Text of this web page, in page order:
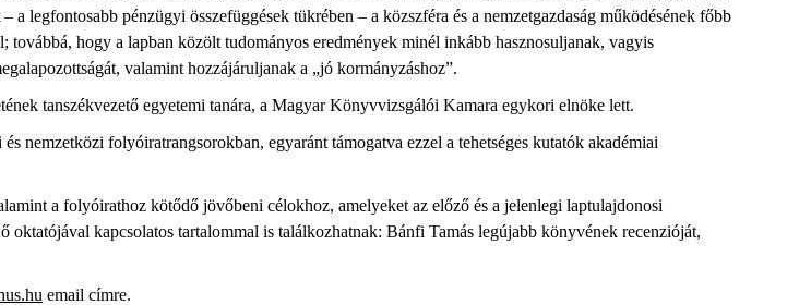
legfontosabb pénzügyi összefüggések tükrében – a közszféra és a nemzetgazdaság működésének főbb
hogy a lapban közölt tudományos eredmények minél inkább hasznosuljanak, vagyis
valamint hozzájáruljanak a „jó kormányzáshoz”.
tanszékvezető egyetemi tanára, a Magyar Könyvvizsgálói Kamara egykori elnöke lett.
nemzetközi folyóiratrangsorokban, egyaránt támogatva ezzel a tehetséges kutatók akadémiai
a folyóirathoz kötődő jövőbeni célokhoz, amelyeket az előző és a jelenlegi laptulajdonosi
kapcsolatos tartalommal is találkozhatnak: Bánfi Tamás legújabb könyvének recenzióját,
email címre.